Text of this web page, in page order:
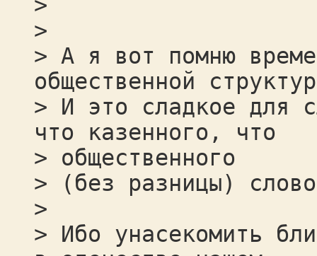
>
> А я вот помню
общественной
> И это сладкое для
что казенного, что
> общественного
> (без разницы)
>
> Ибо унасекомить